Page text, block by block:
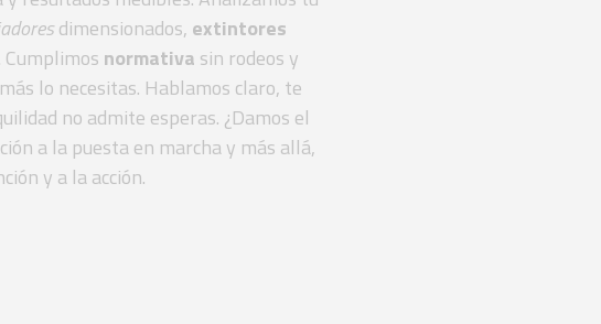
dimensionados, extintores
normativa sin rodeos y
lo necesitas. Hablamos claro, te
no admite esperas. ¿Damos el
a la puesta en marcha y más allá,
y a la acción.